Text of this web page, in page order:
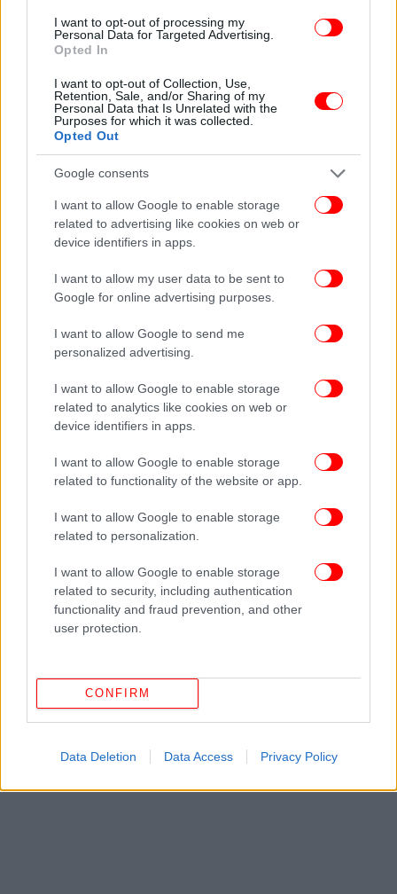
I want to opt-out of processing my
Personal Data for Targeted Advertising.
Opted In
I want to opt-out of Collection, Use,
Retention, Sale, and/or Sharing of my
Personal Data that Is Unrelated with the
Purposes for which it was collected.
Opted Out
Google consents
I want to allow Google to enable storage
related to advertising like cookies on web or
device identifiers in apps.
I want to allow my user data to be sent to
Google for online advertising purposes.
I want to allow Google to send me
personalized advertising.
I want to allow Google to enable storage
related to analytics like cookies on web or
device identifiers in apps.
I want to allow Google to enable storage
related to functionality of the website or app.
I want to allow Google to enable storage
related to personalization.
I want to allow Google to enable storage
related to security, including authentication
functionality and fraud prevention, and other
user protection.
CONFIRM
Data Deletion Data Access Privacy Policy
πολύ νωρίς για να υποθέσουμε τι συνέβη μεταξύ
των δύο πλοίων.
Σημείωσε ότι ενώ υπήρξαν αναφορές για θύλακες
ομίχλης στη Βόρεια Θάλασσα τη στιγμή της
σύγκρουσης, κάτι τέτοιο δεν θα μπορούσε να
επηρεάσει την ικανότητα οποιουδήποτε σκάφους
να προειδοποιήσει για μια πιθανή προσέγγιση
άλλου σκάφους, χάρη στο AIS.
Greenpeace: Η περιβαλλοντική ζημιά μένει να
εκτιμηθεί
ζημιάς που θα προκληθεί από τη σύγκρουση του
πετρελαιοφόρου στα ανοικτά των ακτών του
Γιορκσάιρ θα εξαρτηθεί από «την ποσότητα και τον
τύπο του πετρελαίου που μεταφέρει το
δεξαμενόπλοιο, τα καύσιμα που μεταφέρουν και τα
εισέλθει στο νερό», δήλωσε εκπρόσωπος του
βρετανικού γραφείου της Greenpeace.
«Παρακολουθούμε πολύ στενά τις αναφορές ενός
πετρελαιοφόρο στα ανοικτά των ακτών του
Γιορκσάιρ. Τόσο η μεγάλη ταχύτητα της
σύγκρουσης όσο και τα πλάνα από τις συνέπειες
προκαλούν μεγάλη ανησυχία», αναφέρουν τα